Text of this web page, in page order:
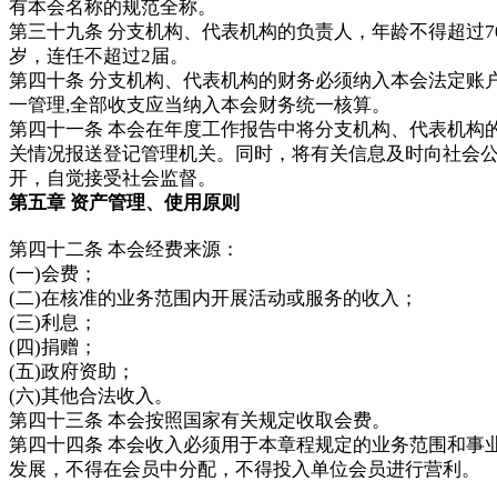
有本会名称的规范全称。
第三十九条 分支机构、代表机构的负责人，年龄不得超过
岁，连任不超过2届。
第四十条 分支机构、代表机构的财务必须纳入本会法定账
一管理,全部收支应当纳入本会财务统一核算。
第四十一条 本会在年度工作报告中将分支机构、代表机构
关情况报送登记管理机关。同时，将有关信息及时向社会
开，自觉接受社会监督。
第五章 资产管理、使用原则
第四十二条 本会经费来源：
(一)会费；
(二)在核准的业务范围内开展活动或服务的收入；
(三)利息；
(四)捐赠；
(五)政府资助；
(六)其他合法收入。
第四十三条 本会按照国家有关规定收取会费。
第四十四条 本会收入必须用于本章程规定的业务范围和事
发展，不得在会员中分配，不得投入单位会员进行营利。